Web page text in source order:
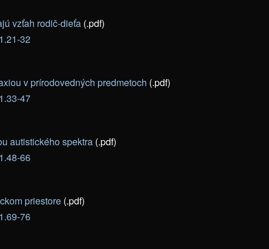
vzťah rodič-dieťa (.pdf)
32
v prírodovedných predmetoch (.pdf)
47
autistického spektra (.pdf)
66
priestore (.pdf)
76